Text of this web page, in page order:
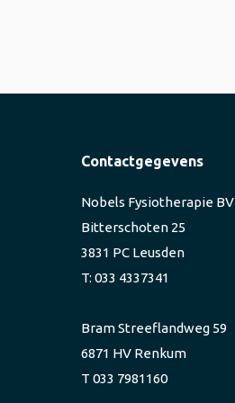
Contactgegevens
Nobels Fysiotherapie BV
Bitterschoten 25
3831 PC Leusden
T: 033 4337341
Bram Streeflandweg 59
6871 HV Renkum
T 033 7981160